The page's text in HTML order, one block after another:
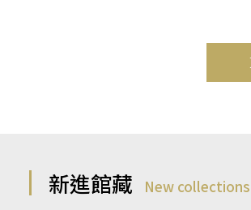
新進館藏 New collections